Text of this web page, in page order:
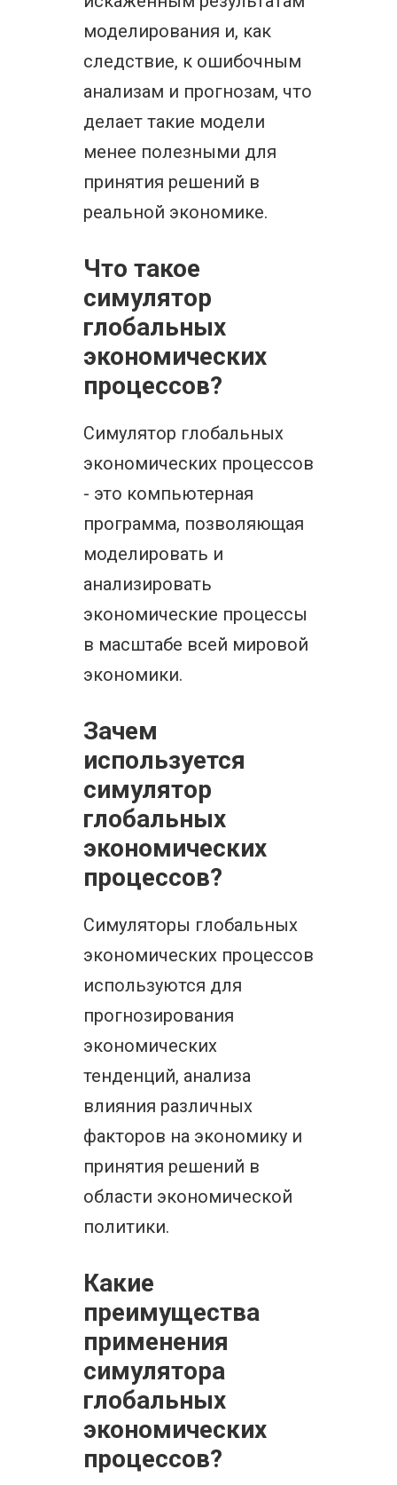
моделирования и, как
следствие, к ошибочным
анализам и прогнозам, что
делает такие модели
менее полезными для
принятия решений в
реальной экономике.
Что такое
симулятор
глобальных
экономических
процессов?
Симулятор глобальных
экономических процессов
- это компьютерная
программа, позволяющая
моделировать и
анализировать
экономические процессы
в масштабе всей мировой
экономики.
Зачем
используется
симулятор
глобальных
экономических
процессов?
Симуляторы глобальных
экономических процессов
используются для
прогнозирования
экономических
тенденций, анализа
влияния различных
факторов на экономику и
принятия решений в
области экономической
политики.
Какие
преимущества
применения
симулятора
глобальных
экономических
процессов?